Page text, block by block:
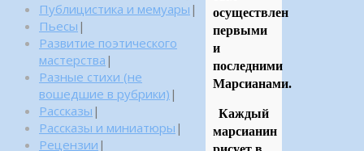
осуществлен
первыми
и
последними
Марсианами.
Каждый
марсианин
Публицистика и мемуары |
Пьесы |
Развитие поэтического
мастерства |
Разные стихи (не
вошедшие в рубрики) |
Рассказы |
Рассказы и миниатюры |
Рецензии |